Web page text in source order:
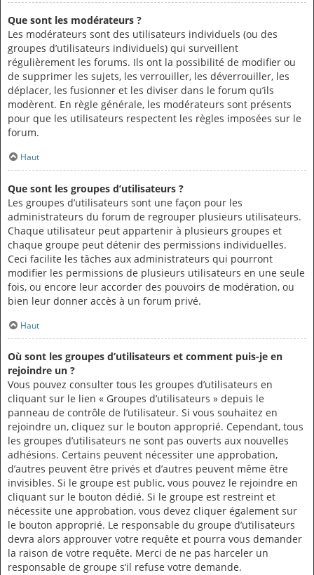
Que sont les modérateurs ?
Les modérateurs sont des utilisateurs individuels (ou des
groupes d’utilisateurs individuels) qui surveillent
régulièrement les forums. Ils ont la possibilité de modifier ou
de supprimer les sujets, les verrouiller, les déverrouiller, les
déplacer, les fusionner et les diviser dans le forum qu’ils
modèrent. En règle générale, les modérateurs sont présents
pour que les utilisateurs respectent les règles imposées sur le
forum.
Haut
Que sont les groupes d’utilisateurs ?
Les groupes d’utilisateurs sont une façon pour les
administrateurs du forum de regrouper plusieurs utilisateurs.
Chaque utilisateur peut appartenir à plusieurs groupes et
chaque groupe peut détenir des permissions individuelles.
Ceci facilite les tâches aux administrateurs qui pourront
modifier les permissions de plusieurs utilisateurs en une seule
fois, ou encore leur accorder des pouvoirs de modération, ou
bien leur donner accès à un forum privé.
Haut
Où sont les groupes d’utilisateurs et comment puis-je en
rejoindre un ?
Vous pouvez consulter tous les groupes d’utilisateurs en
cliquant sur le lien « Groupes d’utilisateurs » depuis le
panneau de contrôle de l’utilisateur. Si vous souhaitez en
rejoindre un, cliquez sur le bouton approprié. Cependant, tous
les groupes d’utilisateurs ne sont pas ouverts aux nouvelles
adhésions. Certains peuvent nécessiter une approbation,
d’autres peuvent être privés et d’autres peuvent même être
invisibles. Si le groupe est public, vous pouvez le rejoindre en
cliquant sur le bouton dédié. Si le groupe est restreint et
nécessite une approbation, vous devez cliquer également sur
le bouton approprié. Le responsable du groupe d’utilisateurs
devra alors approuver votre requête et pourra vous demander
la raison de votre requête. Merci de ne pas harceler un
responsable de groupe s’il refuse votre demande.